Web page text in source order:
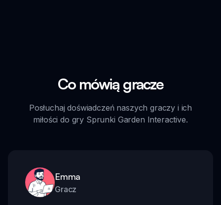
Co mówią gracze
Posłuchaj doświadczeń naszych graczy i ich
miłości do gry Sprunki Garden Interactive.
Emma
Gracz